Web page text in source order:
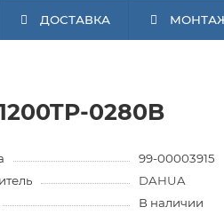
ДОСТАВКА
0280B
99-00003915
DAHUA
В наличии